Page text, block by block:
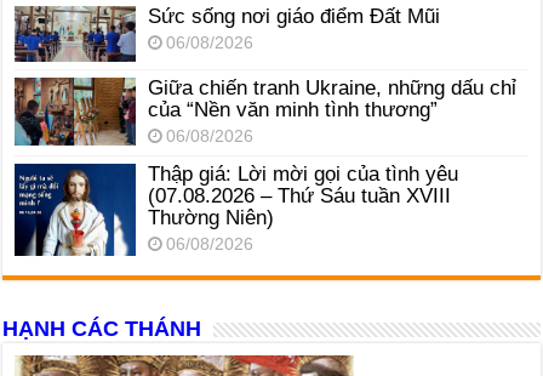
Sức sống nơi giáo điểm Đất Mũi
06/08/2026
Giữa chiến tranh Ukraine, những dấu chỉ
của “Nền văn minh tình thương”
06/08/2026
Thập giá: Lời mời gọi của tình yêu
(07.08.2026 – Thứ Sáu tuần XVIII
Thường Niên)
06/08/2026
HẠNH CÁC THÁNH